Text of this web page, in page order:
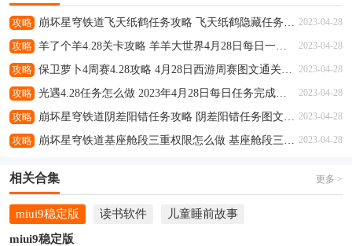
攻略 2023-04-28
攻略 2023-04-28
攻略 2023-04-28
攻略 2023-04-28
攻略 2023-04-28
攻略 2023-04-28
相关合集 更多 >
miui9稳定版 读书软件
儿童睡前故事
miui9稳定版